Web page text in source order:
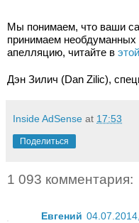
Мы понимаем, что ваши
принимаем
апелляцию, читайте в
Дэн Зилич (Dan Zilic),
Inside AdSense at 17:53
Поделиться
1 093 комментария:
Евгений